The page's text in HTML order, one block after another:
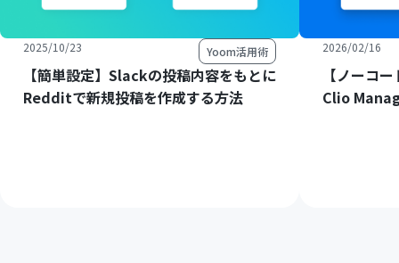
2025/10/23 Yoom活用術
【簡単設定】Slackの投稿内容をもとに
Redditで新規投稿を作成する方法
2026/02/16
【ノーコ
Clio